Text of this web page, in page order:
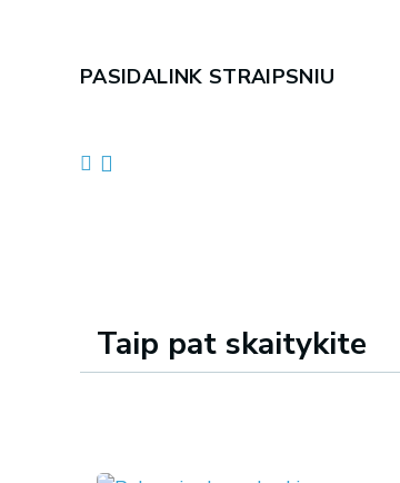
PASIDALINK STRAIPSNIU
Taip pat skaitykite